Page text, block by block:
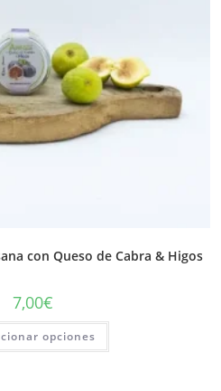
con Queso de Cabra & Higos
7,00€
opciones